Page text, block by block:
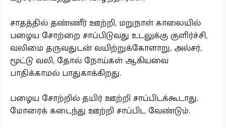
சாதத்தில் தண்ணீர் ஊற்றி, மறுநாள் காலையில்
பழைய சோற்றை சாப்பிடுவது உடலுக்கு குளிர்ச்சி,
வலிமை தருவதுடன் வயிற்றுக்கோளாறு, அல்சர்,
மூட்டு வலி, தோல் நோய்கள் ஆகியவை
பாதிக்காமல் பாதுகாக்கிறது.
பழைய சோற்றில் தயிர் ஊற்றி சாப்பிடக்கூடாது.
மோரைக் கடைந்து ஊற்றி சாப்பிட வேண்டும்.